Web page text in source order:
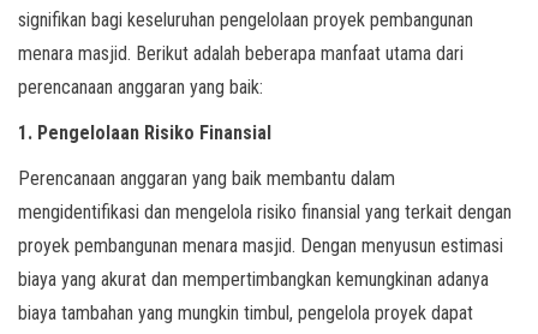
signifikan bagi keseluruhan pengelolaan proyek pembangunan
menara masjid. Berikut adalah beberapa manfaat utama dari
perencanaan anggaran yang baik:
1. Pengelolaan Risiko Finansial
Perencanaan anggaran yang baik membantu dalam
mengidentifikasi dan mengelola risiko finansial yang terkait dengan
proyek pembangunan menara masjid. Dengan menyusun estimasi
biaya yang akurat dan mempertimbangkan kemungkinan adanya
biaya tambahan yang mungkin timbul, pengelola proyek dapat